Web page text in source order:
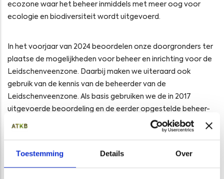
Toestemming Details Over
ecozone waar het beheer inmiddels met meer oog voor
ecologie en biodiversiteit wordt uitgevoerd.
In het voorjaar van 2024 beoordelen onze doorgronders ter
plaatse de mogelijkheden voor beheer en inrichting voor de
Leidschenveenzone. Daarbij maken we uiteraard ook
gebruik van de kennis van de beheerder van de
Leidschenveenzone. Als basis gebruiken we de in 2017
uitgevoerde beoordeling en de eerder opgestelde beheer-
en inrichtingsadviezen. De rapportage met het advies voor
beheer en inrichting is praktisch ingestoken, zowel in tekst